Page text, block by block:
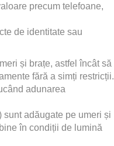
precum telefoane,
de identitate sau
și brațe, astfel încât să
fără a simți restricții.
adunarea
adăugate pe umeri și
în condiții de lumină